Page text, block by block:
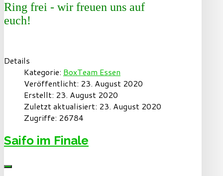
Ring frei - wir freuen uns auf
euch!
Details
Kategorie: BoxTeam Essen
Veröffentlicht: 23. August 2020
Erstellt: 23. August 2020
Zuletzt aktualisiert: 23. August 2020
Zugriffe: 26784
Saifo im Finale